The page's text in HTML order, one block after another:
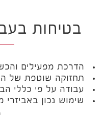
בטיחות
הדרכת מפעילים
תחזוקה שוטפת של
עבודה על פי כללי
שימוש נכון באביזרי